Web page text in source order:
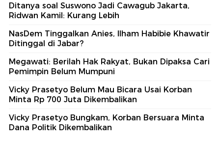
Ditanya soal Suswono Jadi Cawagub Jakarta,
Ridwan Kamil: Kurang Lebih
NasDem Tinggalkan Anies, Ilham Habibie Khawatir
Ditinggal di Jabar?
Megawati: Berilah Hak Rakyat, Bukan Dipaksa Cari
Pemimpin Belum Mumpuni
Vicky Prasetyo Belum Mau Bicara Usai Korban
Minta Rp 700 Juta Dikembalikan
Vicky Prasetyo Bungkam, Korban Bersuara Minta
Dana Politik Dikembalikan